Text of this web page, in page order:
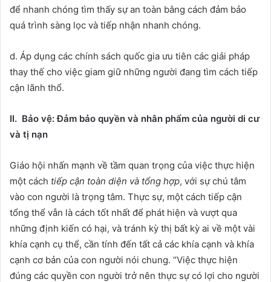
để nhanh chóng tìm thấy sự an toàn bằng cách đảm bảo
quá trình sàng lọc và tiếp nhận nhanh chóng.
d. Áp dụng các chính sách quốc gia ưu tiên các giải pháp
thay thế cho việc giam giữ những người đang tìm cách tiếp
cận lãnh thổ.
II. Bảo vệ: Đảm bảo quyền và nhân phẩm của người di cư
và tị nạn
Giáo hội nhấn mạnh về tầm quan trọng của việc thực hiện
một cách tiếp cận toàn diện và tổng hợp, với sự chú tâm
vào con người là trọng tâm. Thực sự, một cách tiếp cận
tổng thể vẫn là cách tốt nhất để phát hiện và vượt qua
những định kiến có hại, và tránh kỳ thị bất kỳ ai về một vài
khía cạnh cụ thể, cần tính đến tất cả các khía cạnh và khía
cạnh cơ bản của con người nói chung. “Việc thực hiện
đúng các quyền con người trở nên thực sự có lợi cho người